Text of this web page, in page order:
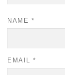
NAME *
EMAIL *